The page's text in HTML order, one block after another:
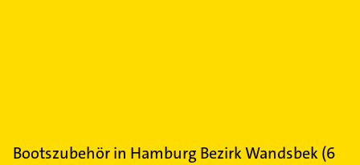
Bootszubehörin Hamburg Bezirk Wandsbek(6